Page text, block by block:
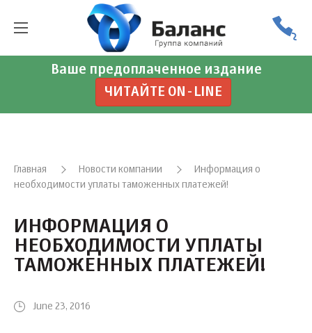
Ваше предоплаченное издание
ЧИТАЙТЕ ON-LINE
Главная Новости компании
Информация о
необходимости уплаты таможенных платежей!
ИНФОРМАЦИЯ О
НЕОБХОДИМОСТИ УПЛАТЫ
ТАМОЖЕННЫХ ПЛАТЕЖЕЙ!
June 23, 2016